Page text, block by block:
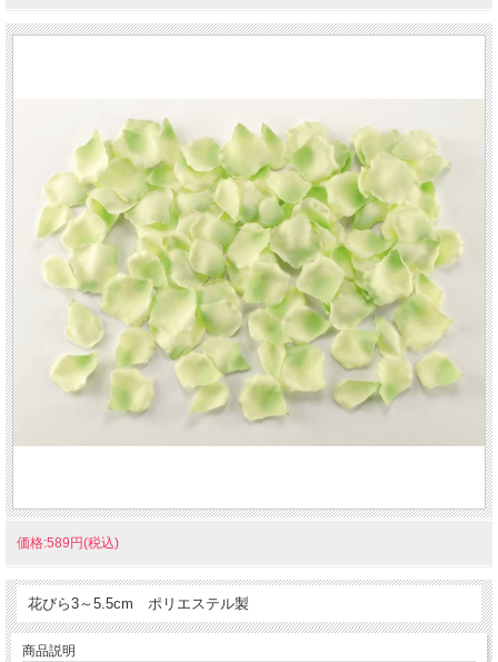
価格:589円(税込)
花びら3～5.5cm ポリエステル製
商品説明